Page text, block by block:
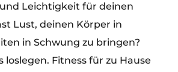
Leichtigkeit für deinen
Lust, deinen Körper in
in Schwung zu bringen?
loslegen. Fitness für zu Hause